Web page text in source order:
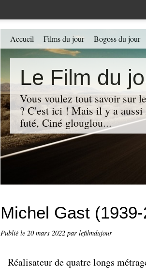
Le Film du
Vous voulez tout savoir sur
? C'est ici ! Mais il y a aussi
futé, Ciné glouglou...
Accueil Films du jour Bogoss du jour
Michel Gast
Publié le 20 mars 2022 par lefilmdujour
Réalisateur de quatre longs